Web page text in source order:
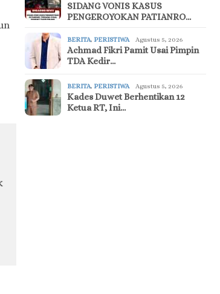
SIDANG VONIS KASUS
PENGEROYOKAN PATIANRO…
BERITA, PERISTIWA Agustus 5, 2026
Achmad Fikri Pamit Usai Pimpin
TDA Kedir…
BERITA, PERISTIWA Agustus 5, 2026
Kades Duwet Berhentikan 12
Ketua RT, Ini…